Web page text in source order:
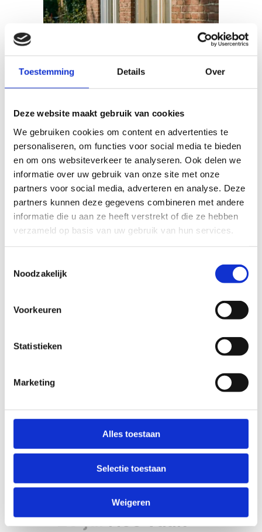
Toestemming Details Over
Deze website maakt gebruik van cookies
We gebruiken cookies om content en advertenties te
personaliseren, om functies voor social media te bieden
en om ons websiteverkeer te analyseren. Ook delen we
informatie over uw gebruik van onze site met onze
partners voor social media, adverteren en analyse. Deze
partners kunnen deze gegevens combineren met andere
informatie die u aan ze heeft verstrekt of die ze hebben
verzameld op basis van uw gebruik van hun services.
Noodzakelijk
Voorkeuren
Statistieken
Marketing
Alles toestaan
Selectie toestaan
Weigeren
kunststof
kozijnen is beter,
wit of crème?
Geplaatst op 08:00hinKozijnen
door Mark Uijen 0 Reactie's
Wit of crème kozijnen? De beste
keuze hangt af van jouw gevel
25 jul Hoe vaak